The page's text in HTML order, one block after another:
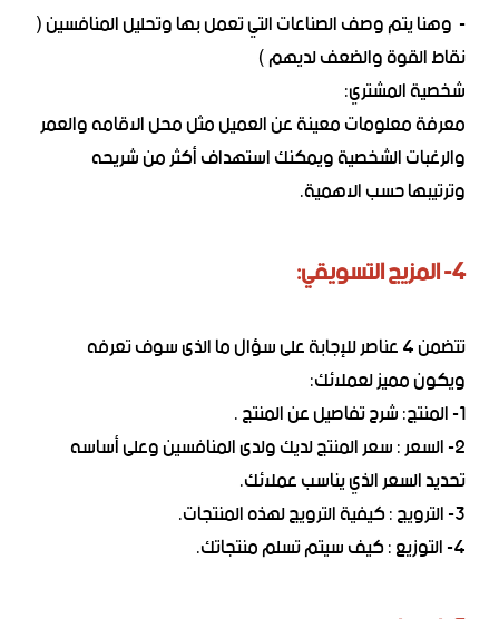
- وهنا يتم وصف الصناعات التي تعمل بها وتحليل المنافسين (
نقاط القوة والضعف لديهم )
شخصية المشتري:
معرفة معلومات معينة عن العميل مثل محل الاقامه والعمر
والرغبات الشخصية ويمكنك استهداف أكثر من شريحه
وترتيبها حسب الاهمية.
4- المزيج التسويقي:
تتضمن 4 عناصر للإجابة على سؤال ما الذى سوف تعرفه
ويكون مميز لعملائك:
1- المنتج: شرح تفاصيل عن المنتج .
2- السعر : سعر المنتج لديك ولدى المنافسين وعلى أساسه
تحديد السعر الذي يناسب عملائك.
3- الترويج : كيفية الترويج لهذه المنتجات.
4- التوزيع : كيف سيتم تسلم منتجاتك.